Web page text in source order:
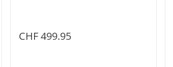
CHF 499.95